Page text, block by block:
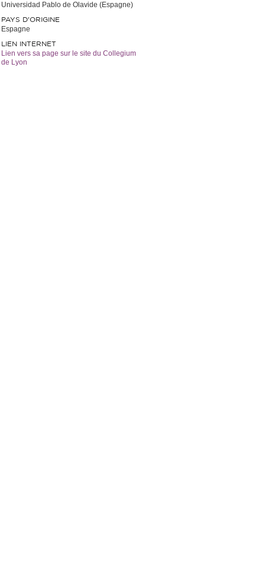
Universidad Pablo de Olavide (Espagne)
PAYS D'ORIGINE
Espagne
LIEN INTERNET
Lien vers sa page sur le site du Collegium
de Lyon